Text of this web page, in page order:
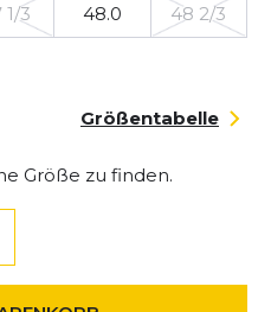
1/3 48.0 48 2/3
Größentabelle
Größe zu finden.